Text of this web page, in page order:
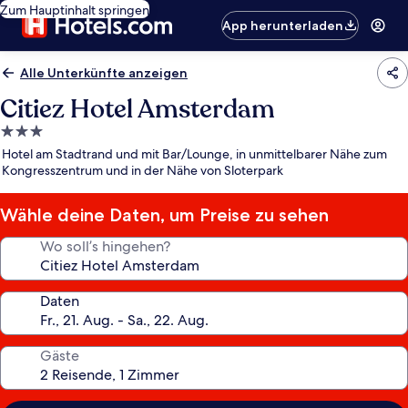
Zum Hauptinhalt springen
App herunterladen
Alle Unterkünfte anzeigen
Citiez Hotel Amsterdam
3.0-
Sterne-
Unterkunft
Hotel am Stadtrand und mit Bar/Lounge, in unmittelbarer Nähe zum
Kongresszentrum und in der Nähe von Sloterpark
Wähle deine Daten, um Preise zu sehen
Wo soll’s hingehen?
Daten
Gäste